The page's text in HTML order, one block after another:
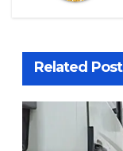
Related Post